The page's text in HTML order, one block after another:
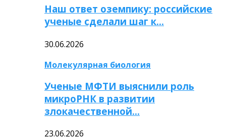
Наш ответ оземпику: российские
ученые сделали шаг к…
30.06.2026
Молекулярная биология
Ученые МФТИ выяснили роль
микроРНК в развитии
злокачественной…
23.06.2026